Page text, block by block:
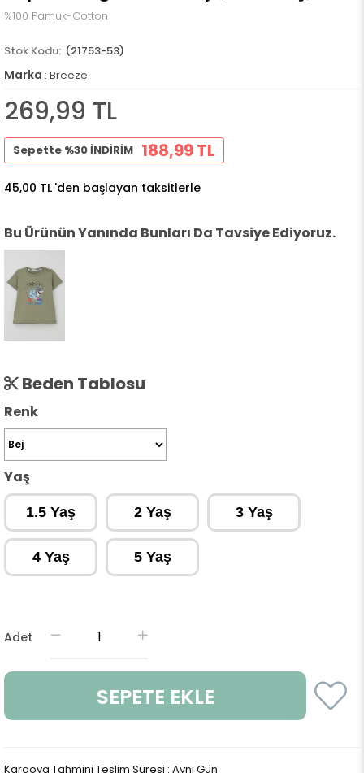
%100 Pamuk-Cotton
(21753-53)
Marka : Breeze
269,99 TL
Sepette %30 İNDİRİM 188,99 TL
45,00 TL 'den başlayan taksitlerle
Bu Ürünün Yanında Bunları Da Tavsiye Ediyoruz.
Beden Tablosu
Renk
Yaş
1.5 Yaş 2 Yaş 3 Yaş
4 Yaş 5 Yaş
Adet
Kargoya Tahmini Teslim Süresi : Aynı Gün